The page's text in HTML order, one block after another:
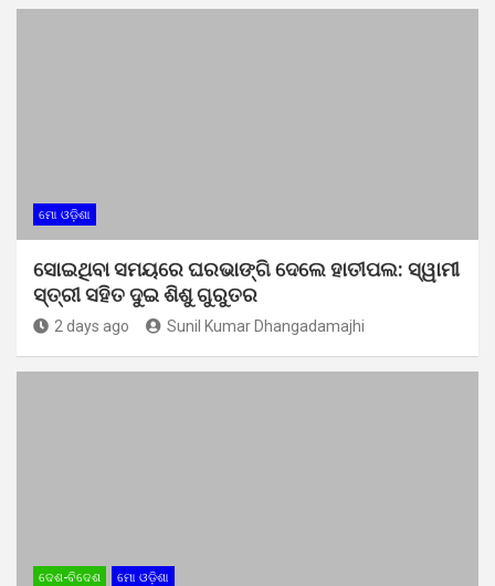
ମୋ ଓଡ଼ିଶା
ସୋଇଥିବା ସମୟରେ ଘରଭାଙ୍ଗି ଦେଲେ ହାତୀପଲ: ସ୍ୱାମୀ
ସ୍ତ୍ରୀ ସହିତ ଦୁଇ ଶିଶୁ ଗୁରୁତର
2 days ago Sunil Kumar Dhangadamajhi
ଦେଶ-ବିଦେଶ ମୋ ଓଡ଼ିଶା